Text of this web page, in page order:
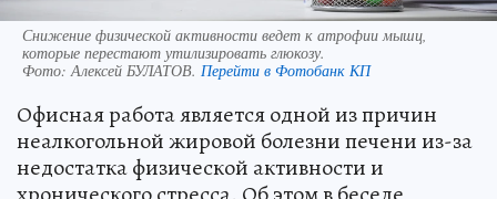
Снижение физической активности ведет к атрофии мышц,
которые перестают утилизировать глюкозу.
Фото:Алексей БУЛАТОВ. Перейти в Фотобанк КП
Офисная работа является одной из причин
неалкогольной жировой болезни печени из-за
недостатка физической активности и